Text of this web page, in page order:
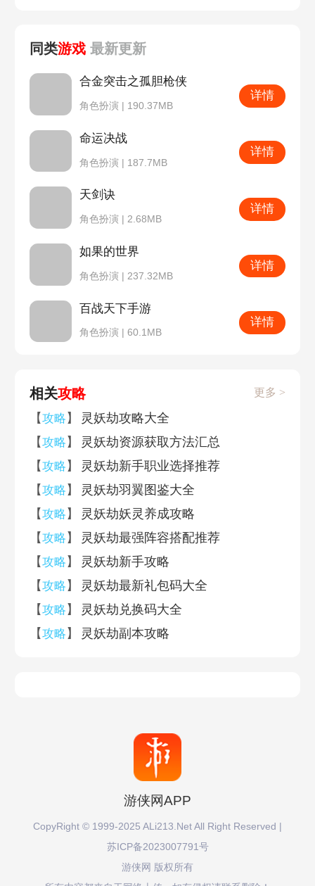
同类游戏 最新更新
合金突击之孤胆枪侠
角色扮演 | 190.37MB
详情
命运决战
角色扮演 | 187.7MB
详情
天剑诀
角色扮演 | 2.68MB
详情
如果的世界
角色扮演 | 237.32MB
详情
百战天下手游
角色扮演 | 60.1MB
详情
相关攻略 更多 >
【攻略 】
灵妖劫攻略大全
【攻略 】
灵妖劫资源获取方法汇总
【攻略 】
灵妖劫新手职业选择推荐
【攻略 】
灵妖劫羽翼图鉴大全
【攻略 】
灵妖劫妖灵养成攻略
【攻略 】
灵妖劫最强阵容搭配推荐
【攻略 】
灵妖劫新手攻略
【攻略 】
灵妖劫最新礼包码大全
【攻略 】
灵妖劫兑换码大全
【攻略 】 灵妖劫副本攻略
游侠网APP
CopyRight © 1999-2025 ALi213.Net All Right Reserved |
苏ICP备2023007791号
游侠网 版权所有